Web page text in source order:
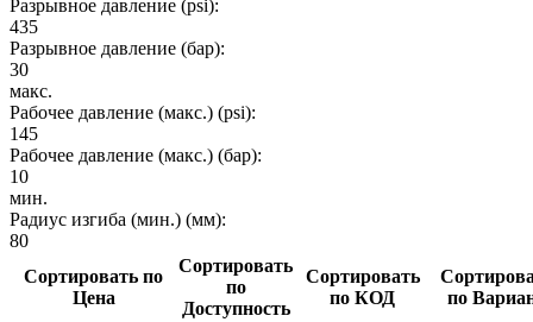
Разрывное давление (psi):
435
Разрывное давление (бар):
30
макс.
Рабочее давление (макс.) (psi):
145
Рабочее давление (макс.) (бар):
10
мин.
Радиус изгиба (мин.) (мм):
80
Сортировать по
Цена
Сортировать
по
Доступность
Сортировать
по КОД
по